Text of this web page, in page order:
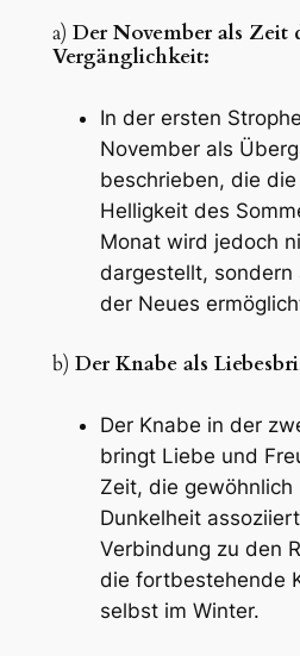
a) Der November als Zeit
Vergänglichkeit:
In der ersten
November als
beschrieben, die
Helligkeit des
Monat wird jedoch
dargestellt, sondern
der Neues
b) Der Knabe als
Der Knabe in der
bringt Liebe und
Zeit, die gewöhnlich
Dunkelheit
Verbindung zu den
die fortbestehende
selbst im Winter.